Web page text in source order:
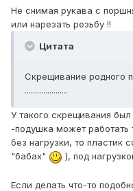
Не снимая рукава с
или нарезать резьбу !!
Цитата
Скрещивание родного
.....................
У такого скрещивания
-подушка может работать
без нагрузки, то пластик
"бабах"
), под
Если делать что-то